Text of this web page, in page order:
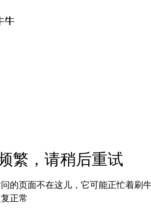
繁，请稍后重试
的页面不在这儿，它可能正忙着刷
正常